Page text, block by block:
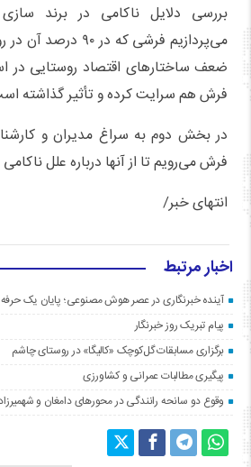
بررسی دلایل ناکامی در برند
می‌پردازیم فرشی که
ضعف ساختارهای اقتصاد روستایی در
فرش هم سرایت کرده و تأثیر گذاشته
در بخش دوم به سراغ مدیران و
فرش می‌رویم تا از آنها درباره علل
انتهای خبر/
اخبار مرتبط
آینده خبرنگاری در عصر هوش مصنوعی؛ پایان یک حرفه
پیام تبریک روز خبرنگار
برگزاری مسابقات گل‌کوچک «کالیگا» در روستای چاشم
پیگیری مطالبات عمرانی و کشاورزی
وقوع دو سانحه رانندگی در محورهای دامغان و شهمیرزاد؛ ۱۷ نفر مصدوم